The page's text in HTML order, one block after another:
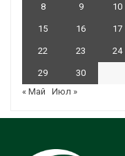
8 9 10
15 16 17
22 23 24
29
30
« Май
Июл »